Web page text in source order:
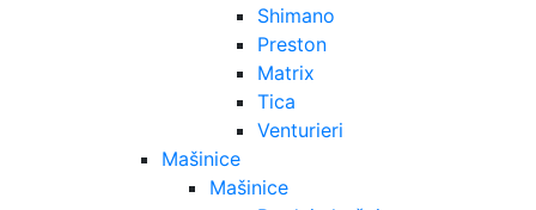
Shimano
Preston
Matrix
Tica
Venturieri
Mašinice
Mašinice